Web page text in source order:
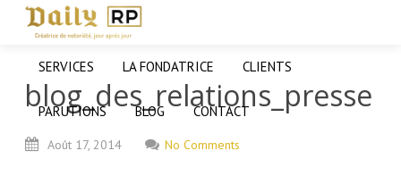
SERVICES LA FONDATRICE CLIENTS
PARUTIONS BLOG CONTACT
blog_des_relations_presse
Août 17, 2014 No Comments